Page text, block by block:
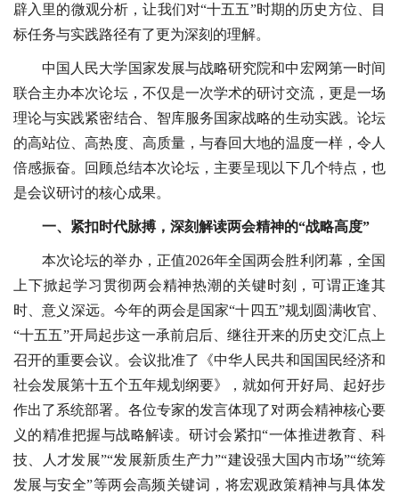
辟入里的微观分析，让我们对“十五五”时期的历史方位、目
标任务与实践路径有了更为深刻的理解。
中国人民大学国家发展与战略研究院和中宏网第一时间
联合主办本次论坛，不仅是一次学术的研讨交流，更是一场
理论与实践紧密结合、智库服务国家战略的生动实践。论坛
的高站位、高热度、高质量，与春回大地的温度一样，令人
倍感振奋。回顾总结本次论坛，主要呈现以下几个特点，也
是会议研讨的核心成果。
一、紧扣时代脉搏，深刻解读两会精神的“战略高度”
本次论坛的举办，正值2026年全国两会胜利闭幕，全国
上下掀起学习贯彻两会精神热潮的关键时刻，可谓正逢其
时、意义深远。今年的两会是国家“十四五”规划圆满收官、
“十五五”开局起步这一承前启后、继往开来的历史交汇点上
召开的重要会议。会议批准了《中华人民共和国国民经济和
社会发展第十五个五年规划纲要》，就如何开好局、起好步
作出了系统部署。各位专家的发言体现了对两会精神核心要
义的精准把握与战略解读。研讨会紧扣“一体推进教育、科
技、人才发展”“发展新质生产力”“建设强大国内市场”“统筹
发展与安全”等两会高频关键词，将宏观政策精神与具体发